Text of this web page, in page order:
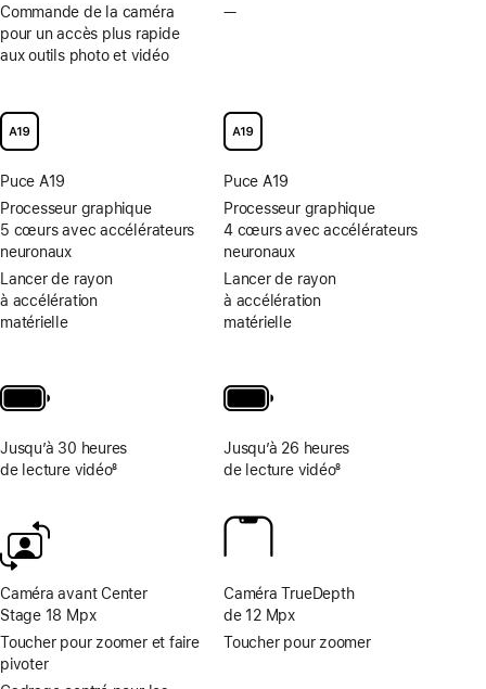
Commande de la caméra
pour un accès plus rapide
aux outils photo et vidéo
Puce A19
Processeur graphique
5 cœurs avec accélérateurs
neuronaux
Lancer de rayon
à accélération
matérielle
Jusqu’à 30 heures
de lecture vidéo
bas
de
8
Caméra avant Center
Stage 18 Mpx
Toucher pour zoomer et faire
pivoter
—Pas
caméra
pour
accès
plus
rapide
aux
outils
photo
et
Puce A19
Processeur graphique
4 cœurs avec accélérateurs
neuronaux
Lancer de rayon
à accélération
matérielle
Jusqu’à 26 heures
de lecture vidéo
de
de
8
Caméra TrueDepth
de 12 Mpx
Toucher pour zoomer